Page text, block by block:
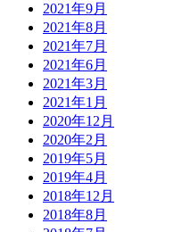
2021年9月
2021年8月
2021年7月
2021年6月
2021年3月
2021年1月
2020年12月
2020年2月
2019年5月
2019年4月
2018年12月
2018年8月